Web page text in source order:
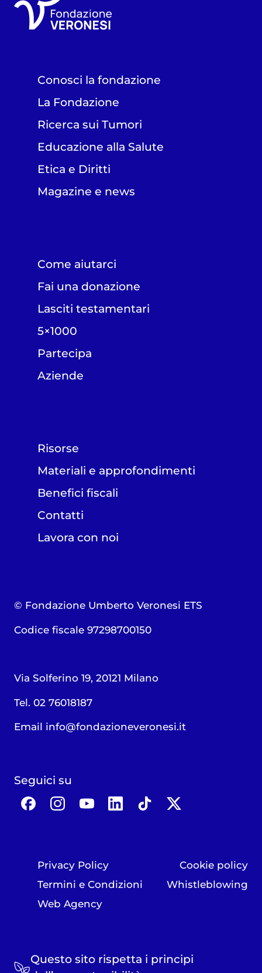
Conosci la fondazione
La Fondazione
Ricerca sui Tumori
Educazione alla Salute
Etica e Diritti
Magazine e news
Come aiutarci
Fai una donazione
Lasciti testamentari
5×1000
Partecipa
Aziende
Risorse
Materiali e approfondimenti
Benefici fiscali
Contatti
Lavora con noi
© Fondazione Umberto Veronesi ETS
Codice fiscale 97298700150
Via Solferino 19, 20121 Milano
Tel. 02 76018187
Email info@fondazioneveronesi.it
Seguici su
Privacy Policy
Cookie policy
Termini e Condizioni
Whistleblowing
Web Agency
Questo sito rispetta i principi